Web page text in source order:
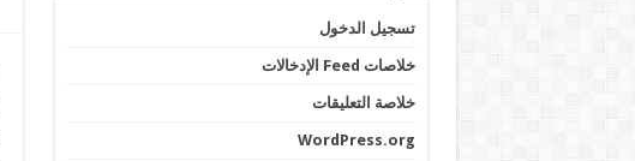
تسجيل الدخول
خلاصات Feed الإدخالات
خلاصة التعليقات
WordPress.org